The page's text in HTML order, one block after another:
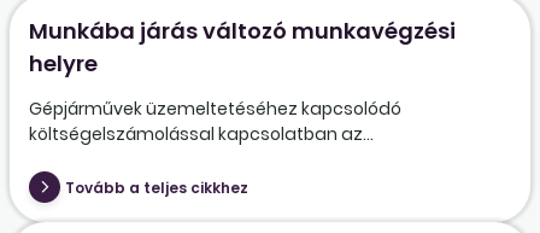
Munkába járás változó munkavégzési
helyre
Gépjárművek üzemeltetéséhez kapcsolódó
költségelszámolással kapcsolatban az...
Tovább a teljes cikkhez